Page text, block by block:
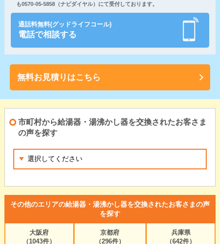
も0570-05-5858（ナビダイヤル）にて受付しております。
通話料無料(グッドライフコール)
電話で相談する
無料お見積りはこちら
市町村から給湯器・湯沸かし器を交換されたお客さま
の声を探す
その他のエリアの給湯器・湯沸かし器を交換されたお客さまの声
を探す
大阪府
（1043件）
京都府
（296件）
兵庫県
（642件）